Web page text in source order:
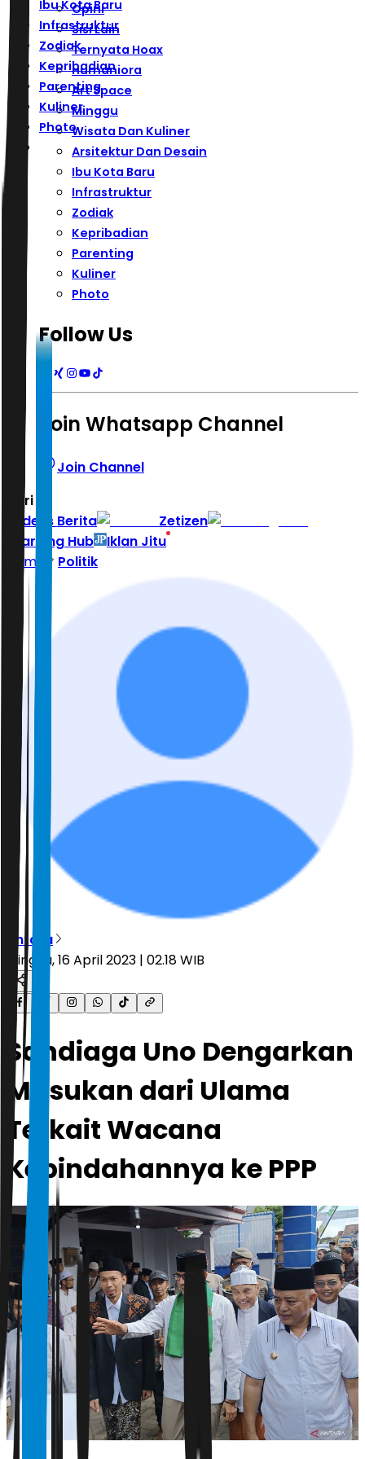
Ibu Kota Baru
Infrastruktur
Zodiak
Kepribadian
Parenting
Kuliner
Photo
Opini
Sisi Lain
Ternyata Hoax
Humaniora
Art Space
Minggu
Wisata Dan Kuliner
Arsitektur Dan Desain
Ibu Kota Baru
Infrastruktur
Zodiak
Kepribadian
Parenting
Kuliner
Photo
Follow Us
Join Whatsapp Channel
Join Channel
Hari ini
Indeks Berita
Zetizen
Learning Hub
Iklan Jitu
Home
Politik
Antara
Minggu, 16 April 2023 | 02.18 WIB
Sandiaga Uno Dengarkan
Masukan dari Ulama
Terkait Wacana
Kepindahannya ke PPP